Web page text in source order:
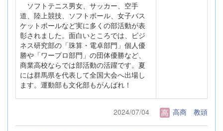
ソフトテニス男女、サッカー、空手
道、陸上競技、ソフトボール、女子バス
ケットボールなど実に多くの部活動が表
彰されました。面白いところでは、ビジ
ネス研究部の「珠算・電卓部門」個人優
勝や「ワープロ部門」の団体優勝など、
商業高校ならでは部活動の活躍です。夏
には群馬県を代表して全国大会へ出場し
ます。運動部も文化部もがんばれ！
2024/07/04 高商 教頭